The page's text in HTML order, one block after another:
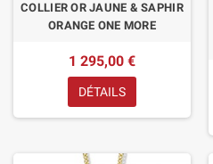
COLLIER OR JAUNE & SAPHIR
ORANGE ONE MORE
1 295,00 €
DÉTAILS